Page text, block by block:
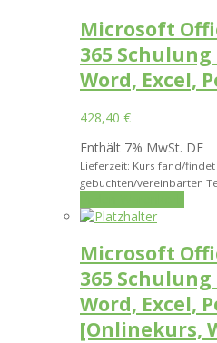
Microsoft
365
Word, Excel,
428,40 €
Enthält 7% MwSt. DE
Lieferzeit: Kurs fand/
gebuchten/vereinbarten
Microsoft
365
Word, Excel,
[Onlinekurs,